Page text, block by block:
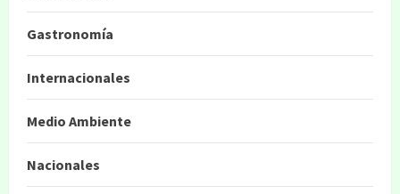
Gastronomía
Internacionales
Medio Ambiente
Nacionales